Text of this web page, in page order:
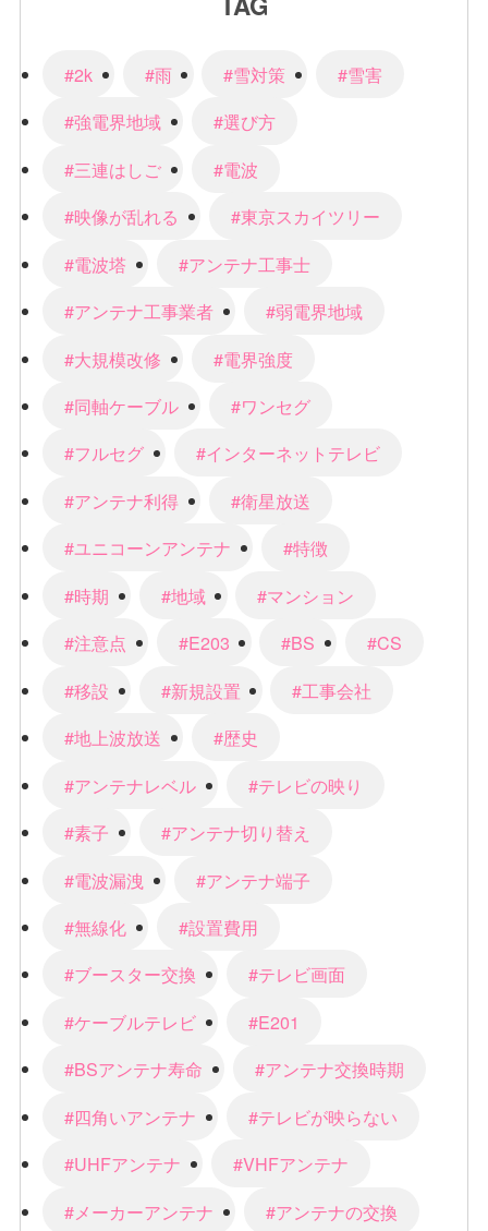
#2k #雨 #雪対策
#雪害
#強電界地域
#選び方
#三連はしご
#電波
#映像が乱れる
#東京スカイツリー
#電波塔
#アンテナ工事士
#アンテナ工事業者
#弱電界地域
#大規模改修
#電界強度
#同軸ケーブル
#ワンセグ
#フルセグ
#インターネットテレビ
#アンテナ利得
#衛星放送
#ユニコーンアンテナ
#特徴
#時期
#地域
#マンション
#注意点
#E203 #BS
#CS
#移設
#新規設置
#工事会社
#地上波放送
#歴史
#アンテナレベル
#テレビの映り
#素子
#アンテナ切り替え
#電波漏洩
#アンテナ端子
#無線化
#設置費用
#ブースター交換
#テレビ画面
#ケーブルテレビ
#E201
#BSアンテナ寿命
#アンテナ交換時期
#四角いアンテナ
#テレビが映らない
#UHFアンテナ
#VHFアンテナ
#メーカーアンテナ
#アンテナの交換